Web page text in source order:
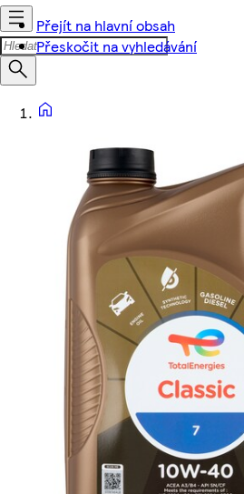
Přejít na hlavní obsah
Přeskočit na vyhledávání